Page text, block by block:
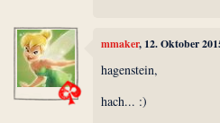
mmaker, 12. Oktober
hagenstein,
hach... :)